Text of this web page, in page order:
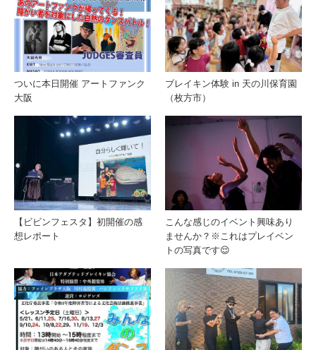
ついに本日開催 アートファンク
大阪
ブレイキン体験 in 天の川保育園
（枚方市）
【ビビンフェスタ】初開催の感
想レポート
こんな感じのイベント興味あり
ませんか？※これはプレイベン
トの写真です😌